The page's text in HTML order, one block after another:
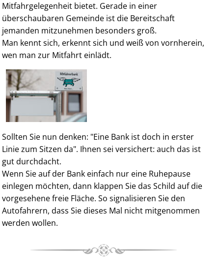
Mitfahrgelegenheit bietet. Gerade in einer
überschaubaren Gemeinde ist die Bereitschaft
jemanden mitzunehmen besonders groß.
Man kennt sich, erkennt sich und weiß von vornherein,
wen man zur Mitfahrt einlädt.
Sollten Sie nun denken: "Eine Bank ist doch in erster
Linie zum Sitzen da". Ihnen sei versichert: auch das ist
gut durchdacht.
Wenn Sie auf der Bank einfach nur eine Ruhepause
einlegen möchten, dann klappen Sie das Schild auf die
vorgesehene freie Fläche. So signalisieren Sie den
Autofahrern, dass Sie dieses Mal nicht mitgenommen
werden wollen.